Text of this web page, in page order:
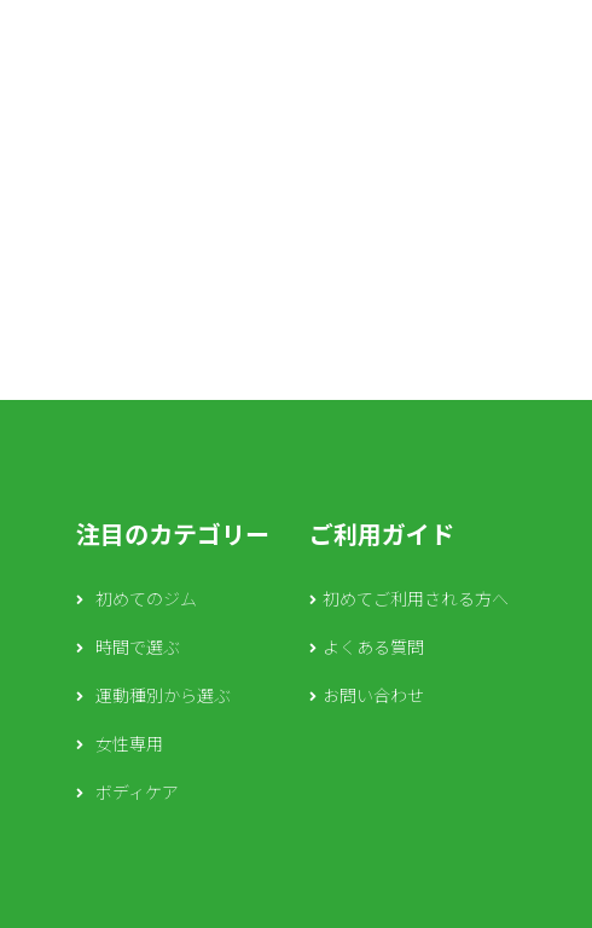
注目のカテゴリー
初めてのジム
時間で選ぶ
運動種別から選ぶ
女性専用
ボディケア
ご利用ガイド
初めてご利用される方へ
よくある質問
お問い合わせ